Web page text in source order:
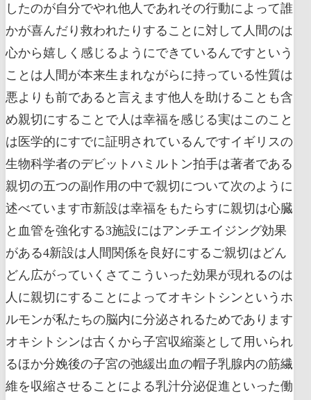
したのが自分でやれ他人であれその行動によって誰
かが喜んだり救われたりすることに対して人間のは
心から嬉しく感じるようにできているんですという
ことは人間が本来生まれながらに持っている性質は
悪よりも前であると言えます他人を助けることも含
め親切にすることで人は幸福を感じる実はこのこと
は医学的にすでに証明されているんですイギリスの
生物科学者のデビットハミルトン拍手は著者である
親切の五つの副作用の中で親切について次のように
述べています市新設は幸福をもたらすに親切は心臓
と血管を強化する3施設にはアンチエイジング効果
がある4新設は人間関係を良好にするご親切はどん
どん広がっていくさてこういった効果が現れるのは
人に親切にすることによってオキシトシンというホ
ルモンが私たちの脳内に分泌されるためであります
オキシトシンは古くから子宮収縮薬として用いられ
るほか分娩後の子宮の弛緩出血の帽子乳腺内の筋繊
維を収縮させることによる乳汁分泌促進といった働